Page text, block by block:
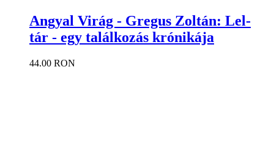
Angyal Virág - Gregus Zoltán: Lel-
tár - egy találkozás krónikája
44.00 RON